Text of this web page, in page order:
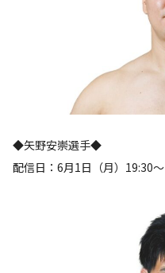
◆矢野安崇選手◆
配信日：6月1日（月）19:30〜